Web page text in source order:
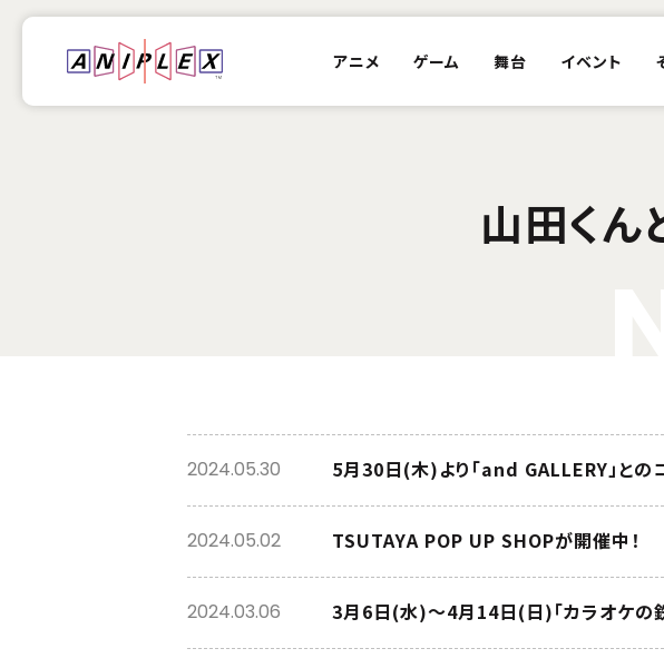
アニメ ゲーム 舞台 イベント
山田く
5月30日(木)より「and GALLERY」との
2024.05.30
TSUTAYA POP UP SHOPが開催中！
2024.05.02
3月6日(水)～4月14日(日)「カラオケの
2024.03.06